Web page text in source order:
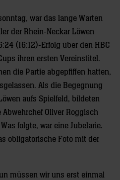
war das lange Warten
der Rhein-Neckar Löwen
(16:12)-Erfolg über den HBC
ihren ersten Vereinstitel.
die Partie abgepfiffen hatten,
Als die Begegnung
aufs Spielfeld, bildeten
Oliver Roggisch
folgte, war eine Jubelarie.
obligatorische Foto mit der
müssen wir uns erst einmal